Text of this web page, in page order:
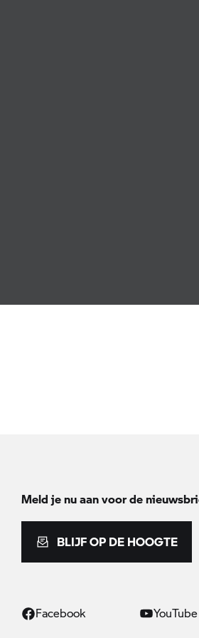
Meld je nu aan voor de
BLIJF OP DE HOOGTE
Facebook YouTube